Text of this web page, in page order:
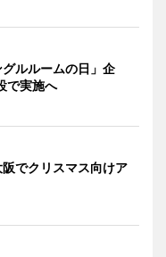
ルルームの日」企
で実施へ
でクリスマス向けア